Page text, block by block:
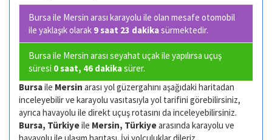
Bursa ile Mersin arası karayolu ile olan mesafe otomobil
ile yaklaşık olarak 9 saat 23 dakikasürmektedir.
Bursa ile Mersin arası seyahat uçak ile yapılırsa uçuş
süresi 0 saat, 46 dakikasürer.
Bursaile Mersin arası yol güzergahını aşağıdaki haritadan
inceleyebilir ve karayolu vasıtasıyla yol tarifini görebilirsiniz,
ayrıca havayolu ile direkt uçuş rotasını da inceleyebilirsiniz.
Bursa, Türkiyeile Mersin, Türkiyearasında karayolu ve